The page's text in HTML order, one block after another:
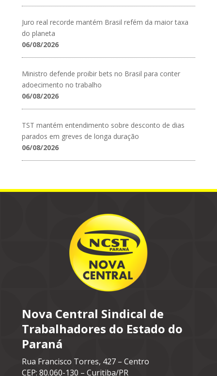
Juro real recorde mantém Brasil refém da maior taxa
do planeta
06/08/2026
Ministro defende proibir bets no Brasil para conter
adoecimento no trabalho
06/08/2026
TST mantém entendimento sobre desconto de dias
parados em greves de longa duração
06/08/2026
Nova Central Sindical de
Trabalhadores do Estado do
Paraná
Rua Francisco Torres, 427 – Centro
CEP: 80.060-130 – Curitiba/PR